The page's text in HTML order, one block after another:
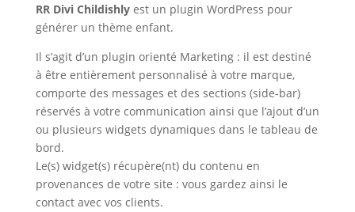
RR Divi Childishlyest un plugin WordPress pour
générer un thème enfant.
Il s’agit d’un plugin orienté Marketing : il est destiné
à être entièrement personnalisé à votre marque,
comporte des messages et des sections (side-bar)
réservés à votre communication ainsi que l’ajout d’un
ou plusieurs widgets dynamiques dans le tableau de
bord.
Le(s) widget(s) récupère(nt) du contenu en
provenances de votre site : vous gardez ainsi le
contact avec vos clients.